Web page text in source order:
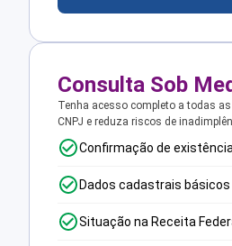
Consulta Sob
Tenha acesso completo a todas
CNPJ e reduza riscos de
Confirmação de
Dados cadastrais básicos
Situação na Receita